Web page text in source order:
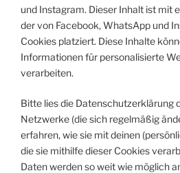
und Instagram. Dieser Inhalt ist mit
der von Facebook, WhatsApp und
Cookies platziert. Diese Inhalte
Informationen für personalisierte
verarbeiten.
Bitte lies die Datenschutzerklärung
Netzwerke (die sich regelmäßig
erfahren, wie sie mit deinen
die sie mithilfe dieser Cookies
Daten werden so weit wie möglich